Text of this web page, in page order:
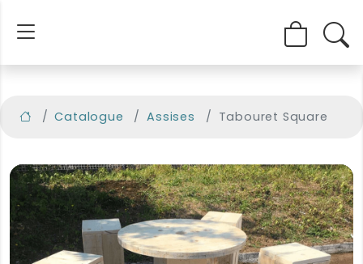
Catalogue Assises Tabouret Square